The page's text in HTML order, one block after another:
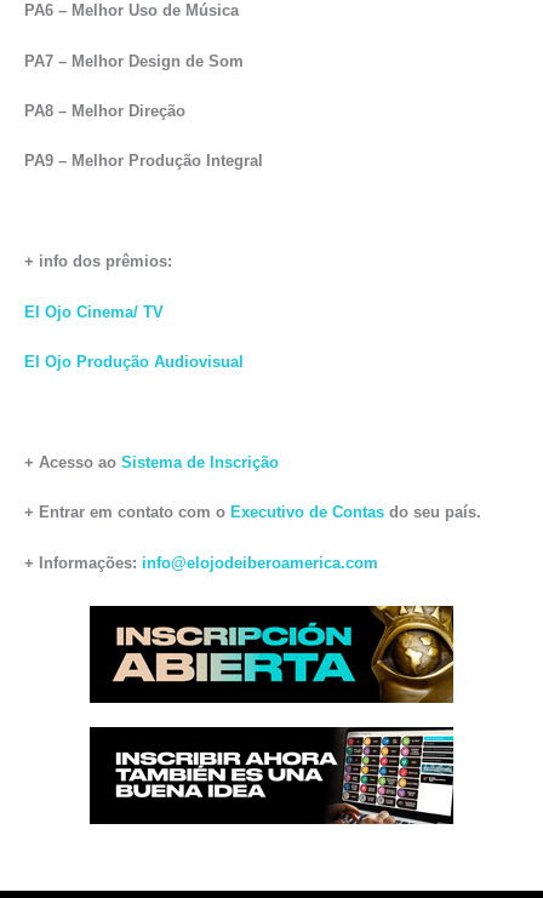
PA6 – Melhor Uso de Música
PA7 – Melhor Design de Som
PA8 – Melhor Direção
PA9 – Melhor Produção Integral
+ info dos prêmios:
El Ojo Cinema/ TV
El Ojo Produção Audiovisual
+ Acesso ao Sistema de Inscrição
+ Entrar em contato com o Executivo de Contas do seu país.
+ Informações: info@elojodeiberoamerica.com